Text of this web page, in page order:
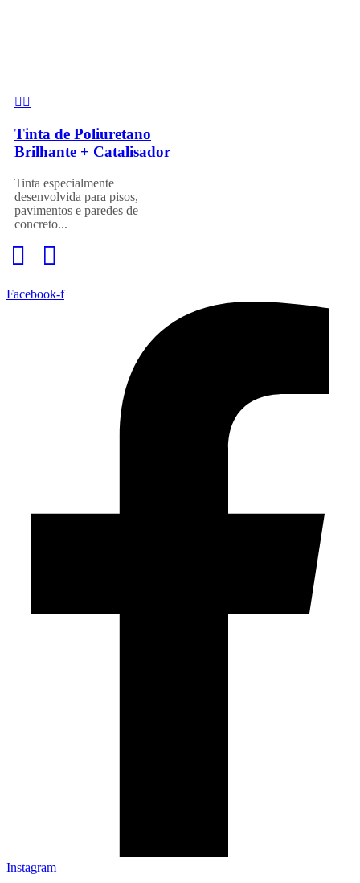
Tinta de Poliuretano
Brilhante + Catalisador
Tinta especialmente
desenvolvida para pisos,
pavimentos e paredes de
concreto...
Facebook-f
Instagram